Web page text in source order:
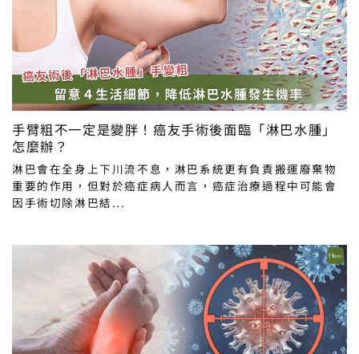
手臂粗不一定是變胖！癌友手術後面臨「淋巴水腫」
怎麼辦？
淋巴會在全身上下川流不息，淋巴系統更有負責搬運廢棄物
重要的作用，但對於癌症病人而言，癌症治療過程中可能會
因手術切除淋巴結...